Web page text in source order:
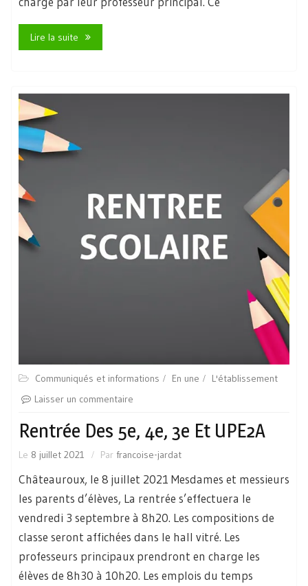
Lire la suite
Communiqués et informations En une
L'établissement
Laisser un commentaire
Rentrée Des 5e, 4e, 3e Et UPE2A
Le 8 juillet 2021 Par francoise-jardat
Châteauroux, le 8 juillet 2021 Mesdames et messieurs
les parents d’élèves, La rentrée s’effectuera le
vendredi 3 septembre à 8h20. Les compositions de
classe seront affichées dans le hall vitré. Les
professeurs principaux prendront en charge les
élèves de 8h30 à 10h20. Les emplois du temps